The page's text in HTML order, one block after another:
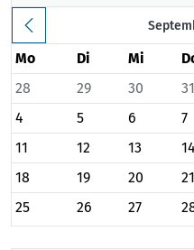
Mo Di Mi
28
29 30 31
4
5 6 7
11
12 13 14
18
19 20 21
25
26 27